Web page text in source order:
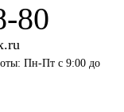
80
Пн-Пт с 9:00 до